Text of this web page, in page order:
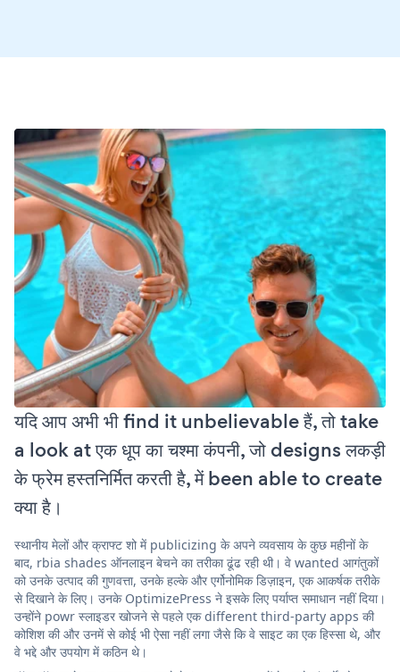
यदि आप अभी भी find it unbelievable हैं, तो take
a look at एक धूप का चश्मा कंपनी, जो designs लकड़ी
के फ्रेम हस्तनिर्मित करती है, में been able to create
क्या है।
स्थानीय मेलों और क्राफ्ट शो में publicizing के अपने व्यवसाय के कुछ महीनों के
बाद, rbia shades ऑनलाइन बेचने का तरीका ढूंढ रही थी। वे wanted आगंतुकों
को उनके उत्पाद की गुणवत्ता, उनके हल्के और एर्गोनोमिक डिज़ाइन, एक आकर्षक तरीके
से दिखाने के लिए। उनके OptimizePress ने इसके लिए पर्याप्त समाधान नहीं दिया।
उन्होंने powr स्लाइडर खोजने से पहले एक different third-party apps की
कोशिश की और उनमें से कोई भी ऐसा नहीं लगा जैसे कि वे साइट का एक हिस्सा थे, और
वे भद्दे और उपयोग में कठिन थे।